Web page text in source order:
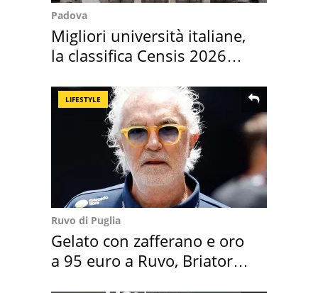
Padova
Migliori università italiane,
la classifica Censis 2026
LIFESTYLE
Ruvo di Puglia
Gelato con zafferano e oro
a 95 euro a Ruvo, Briatore